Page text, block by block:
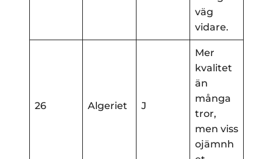
väg
vidare.
26 Algeriet J
Mer
kvalitet
än
många
tror,
men viss
ojämnh